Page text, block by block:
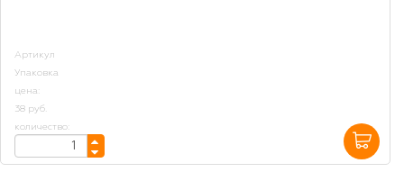
Артикул
Упаковка
цена:
38 руб.
количество: